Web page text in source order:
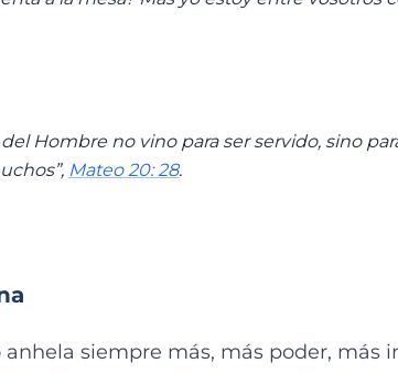
del Hombre no vino para ser servido, sino
Mateo 20: 28.
anhela siempre más, más poder, más